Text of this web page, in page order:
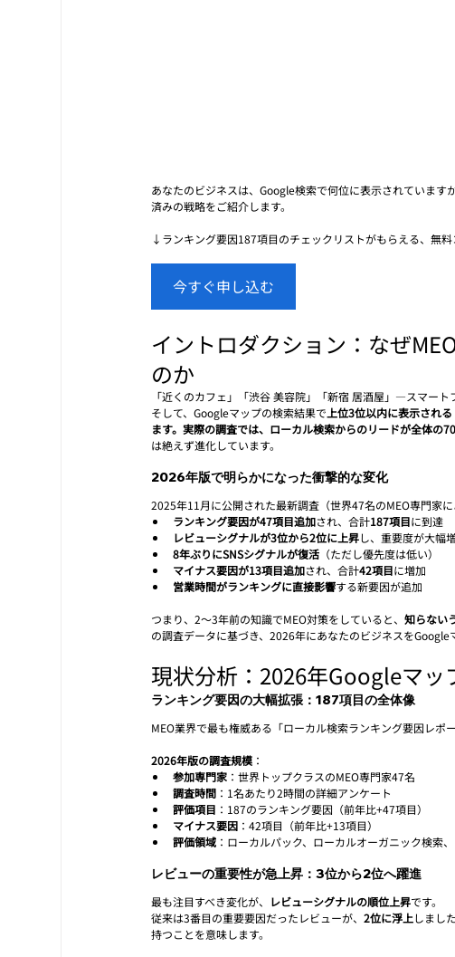
あなたのビジネスは、Google検索で何位に表示されていま
済みの戦略をご紹介します。
↓ランキング要因187項目のチェックリストがもらえる、無
今すぐ申し込む
イントロダクション：なぜ
のか
「近くのカフェ」「渋谷 美容院」「新宿 居酒屋」—スマー
そして、Googleマップの検索結果で 上位3位以内に表示され
ます。実際の調査では、ローカル検索からのリードが全体の
は絶えず進化しています。
2026年版で明らかになった衝撃的な変化
2025年11月に公開された最新調査（世界47名のMEO専門家
ランキング要因が47項目追加され、合計187項目に到達
レビューシグナルが3位から2位に上昇し、重要度が大幅
8年ぶりにSNSシグナルが復活 （ただし優先度は低い）
マイナス要因が13項目追加され、合計42項目に増加
営業時間がランキングに直接影響する新要因が追加
つまり、2〜3年前の知識でMEO対策をしていると、知らない
の調査データに基づき、2026年にあなたのビジネスを
現状分析：2026年Googleマッ
ランキング要因の大幅拡張：187項目の全体像
MEO業界で最も権威ある「ローカル検索ランキング要因レポ
2026年版の調査規模 ：
参加専門家 ：世界トップクラスのMEO専門家47名
調査時間 ：1名あたり2時間の詳細アンケート
評価項目 ：187のランキング要因（前年比+47項目）
マイナス要因 ：42項目（前年比+13項目）
評価領域 ：ローカルパック、ローカルオーガニック検索
レビューの重要性が急上昇：3位から2位へ躍進
最も注目すべき変化が、 レビューシグナルの順位上昇です。
従来は3番目の重要要因だったレビューが、2位に浮上しまし
持つことを意味します。